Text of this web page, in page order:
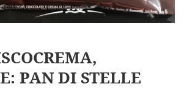
PAN DI STELLE